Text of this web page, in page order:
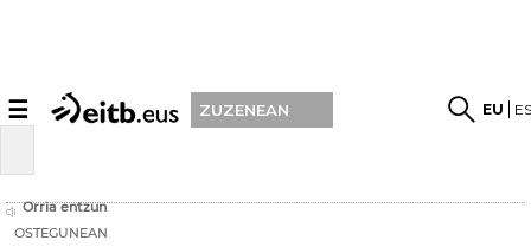
☰ ZUZENEAN EU
Orria entzun
OSTEGUNEAN